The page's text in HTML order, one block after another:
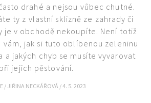
drahé a nejsou vůbec chutné.
ty z vlastní sklizně ze zahrady či
je v obchodě nekoupíte. Není totiž
jak si tuto oblíbenou zeleninu
a jakých chyb se musíte vyvarovat
při jejich pěstování.
/ JIŘINA NECKÁŘOVÁ /4. 5. 2023